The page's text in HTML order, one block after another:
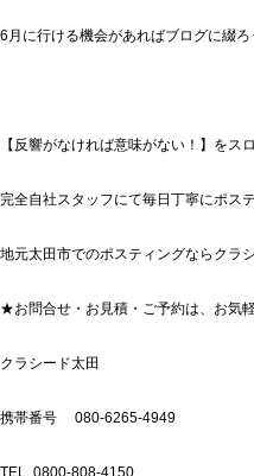
6月に行ける機会があればブログに綴
【反響がなければ意味がない！】をス
完全自社スタッフにて毎日丁寧にポス
地元太田市でのポスティングならクラ
★お問合せ・お見積・ご予約は、お気
クラシード太田
携帯番号 080-6265-4949
TEL 0800-808-4150